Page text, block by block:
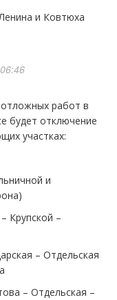
и Ковтюха
работ в
будет отключение
участках:
и
Крупской –
– Отдельская
– Отдельская –